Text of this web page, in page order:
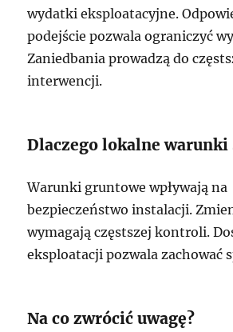
wydatki eksploatacyjne.
podejście pozwala ograniczyć
Zaniedbania prowadzą do
interwencji.
Dlaczego lokalne warunki
Warunki gruntowe wpływają na
bezpieczeństwo instalacji.
wymagają częstszej kontroli.
eksploatacji pozwala zachować
Na co zwrócić uwagę?